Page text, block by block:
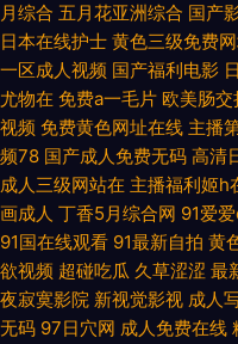
美色久精品 日韩无码无卡 午夜
永久入口 日本在线不卡一区 伊
www久久色com 东方影库四虎
产 影音先锋a级片 91自拍大学
久久中文字幕 婷婷五月天se 91
AV 91色花堂 亚洲欧洲成人在线
月综合 五月花亚洲综合 国产
日本在线护士 黄色三级免费
一区成人视频 国产福利电影
尤物在 免费a一毛片 欧美肠
视频 免费黄色网址在线 主播
频78 国产成人免费无码 高清
成人三级网站在 主播福利姬h
画成人 丁香5月综合网 91爱
91国在线观看 91最新自拍 黄
欲视频 超碰吃瓜 久草涩涩 最
夜寂寞影院 新视觉影视 成人
无码 97日穴网 成人免费在线